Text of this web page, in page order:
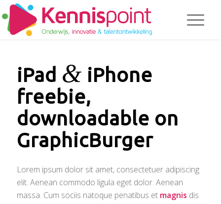
iPad &iPhone
freebie,
downloadable on
GraphicBurger
Lorem ipsum dolor sit amet, consectetuer adipiscing
elit. Aenean commodo ligula eget dolor. Aenean
massa. Cum sociis natoque penatibus et magnis dis